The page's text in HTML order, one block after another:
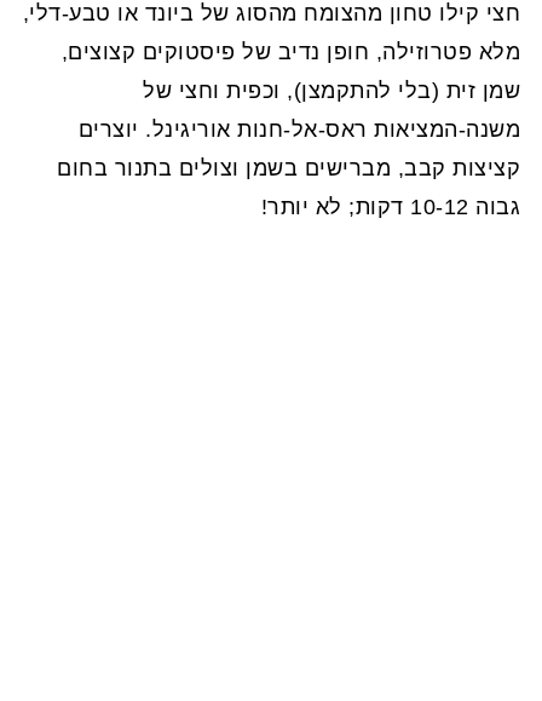
חצי קילו טחון מהצומח מהסוג של ביונד או טבע-דלי,
מלא פטרוזילה, חופן נדיב של פיסטוקים קצוצים,
שמן זית (בלי להתקמצן), וכפית וחצי של
משנה-המציאות ראס-אל-חנות אוריגינל. יוצרים
קציצות קבב, מברישים בשמן וצולים בתנור בחום
גבוה 10-12 דקות; לא יותר!